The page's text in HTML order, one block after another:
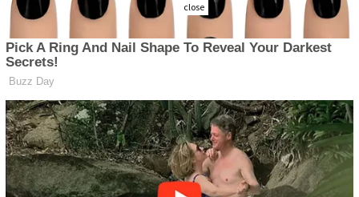
close